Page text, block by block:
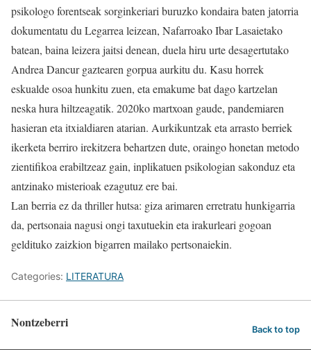
psikologo forentseak sorginkeriari buruzko kondaira baten jatorria
dokumentatu du Legarrea leizean, Nafarroako Ibar Lasaietako
batean, baina leizera jaitsi denean, duela hiru urte desagertutako
Andrea Dancur gaztearen gorpua aurkitu du. Kasu horrek
eskualde osoa hunkitu zuen, eta emakume bat dago kartzelan
neska hura hiltzeagatik. 2020ko martxoan gaude, pandemiaren
hasieran eta itxialdiaren atarian. Aurkikuntzak eta arrasto berriek
ikerketa berriro irekitzera behartzen dute, oraingo honetan metodo
zientifikoa erabiltzeaz gain, inplikatuen psikologian sakonduz eta
antzinako misterioak ezagutuz ere bai.
Lan berria ez da thriller hutsa: giza arimaren erretratu hunkigarria
da, pertsonaia nagusi ongi taxutuekin eta irakurleari gogoan
geldituko zaizkion bigarren mailako pertsonaiekin.
Categories: LITERATURA
Nontzeberri Back to top